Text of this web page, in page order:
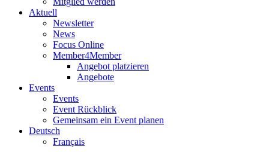
Aktuell
Newsletter
News
Focus Online
Member4Member
Angebot platzieren
Angebote
Events
Events
Event Rückblick
Gemeinsam ein Event planen
Deutsch
Français